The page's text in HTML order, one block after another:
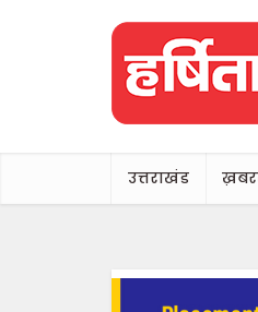
उत्तराखंड